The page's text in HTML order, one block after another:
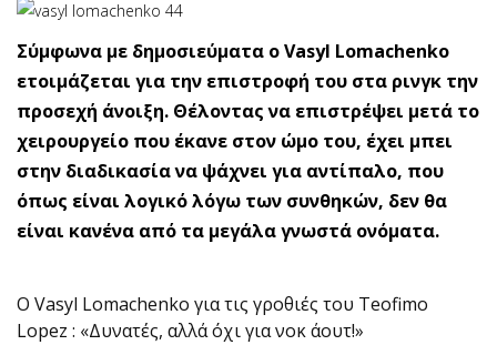
Σύμφωνα με δημοσιεύματα ο Vasyl Lomachenko
ετοιμάζεται για την επιστροφή του στα ρινγκ την
προσεχή άνοιξη. Θέλοντας να επιστρέψει μετά το
χειρουργείο που έκανε στον ώμο του, έχει μπει
στην διαδικασία να ψάχνει για αντίπαλο, που
όπως είναι λογικό λόγω των συνθηκών, δεν θα
είναι κανένα από τα μεγάλα γνωστά ονόματα.
Ο Vasyl Lomachenko για τις γροθιές του Teofimo
Lopez : «Δυνατές, αλλά όχι για νοκ άουτ!»